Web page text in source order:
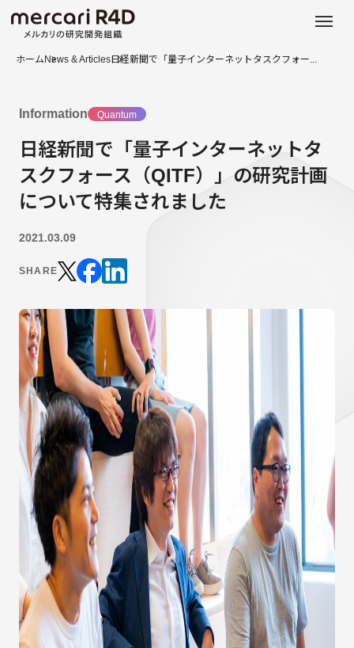
ホーム News & Articles 日経新聞で「量子インターネットタスクフォー...
Information Quantum
日経新聞で「量子インターネットタ
スクフォース（QITF）」の研究計画
について特集されました
2021.03.09
SHARE